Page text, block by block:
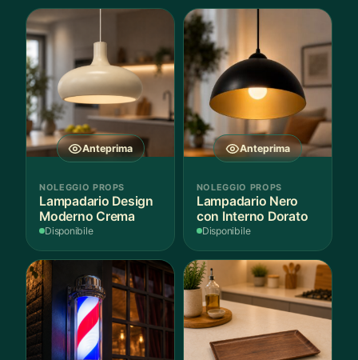
Anteprima
NOLEGGIO PROPS
Lampadario Design
Moderno Crema
Disponibile
Anteprima
NOLEGGIO PROPS
Lampadario Nero
con Interno Dorato
Disponibile